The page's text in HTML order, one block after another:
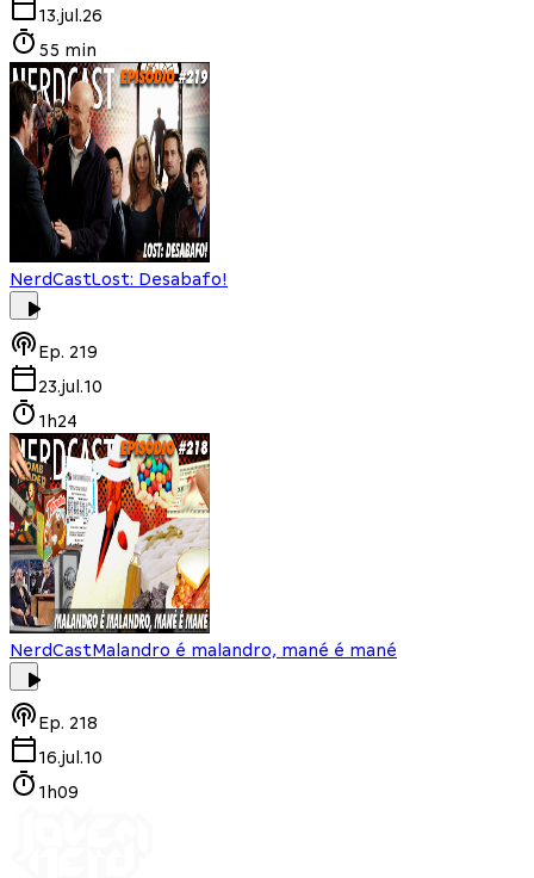
13.jul.26
55 min
NerdCastLost: Desabafo!
Ep. 219
23.jul.10
1h24
NerdCastMalandro é malandro, mané é mané
Ep. 218
16.jul.10
1h09